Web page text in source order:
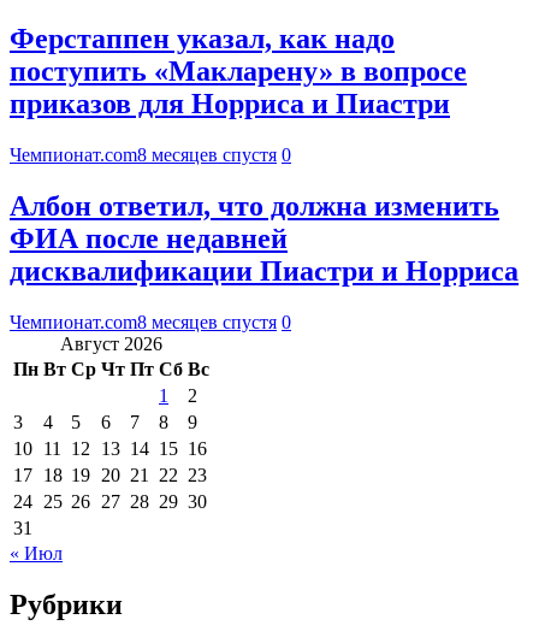
Ферстаппен указал, как надо
поступить «Макларену» в вопросе
приказов для Норриса и Пиастри
Чемпионат.com8 месяцев спустя 0
Албон ответил, что должна изменить
ФИА после недавней
дисквалификации Пиастри и Норриса
Чемпионат.com8 месяцев спустя 0
Август 2026
Пн Вт Ср Чт Пт Сб Вс
1
2
3
4 5 6 7 8
9
10 11 12 13 14 15 16
17 18 19 20 21 22 23
24 25 26 27 28 29 30
31
« Июл
Рубрики